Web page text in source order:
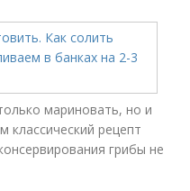
мариновать, но и
классический рецепт
грибы не